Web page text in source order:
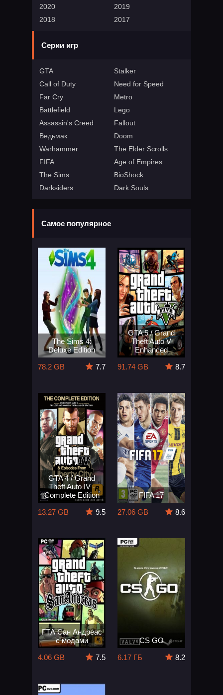
2020
2019
2018
2017
Серии игр
GTA
Stalker
Call of Duty
Need for Speed
Far Cry
Metro
Battlefield
Lego
Assassin's Creed
Fallout
Ведьмак
Doom
Warhammer
The Elder Scrolls
FIFA
Age of Empires
The Sims
BioShock
Darksiders
Dark Souls
Самое популярное
The Sims 4:
Deluxe Edition
78.2 GB
7.7
GTA 5 / Grand
Theft Auto V
Enhanced
91.74 GB
8.7
GTA 4 / Grand
Theft Auto IV -
Complete Edition
13.27 GB
9.5
FIFA 17
27.06 GB
8.6
ГТА Сан Андреас
с модами
4.06 GB
7.5
CS GO
6.17 ГБ
8.2